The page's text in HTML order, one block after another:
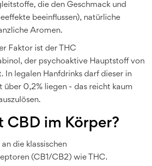
die den Geschmack und
beeinflussen), natürliche
Aromen.
Faktor ist der
THC
der psychoaktive Hauptstoff von
In legalen Hanfdrinks darf dieser in
über 0,2% liegen - das reicht kaum
CBD im Körper?
die klassischen
(CB1/CB2) wie THC.